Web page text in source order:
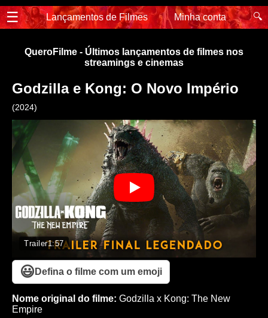
☰ Lançamentos de Filmes Minha conta 🔍
QueroFilme - Últimos lançamentos de filmes nos
streamings e cinemas
Godzilla e Kong: O Novo Império
(2024)
Trailer1:57
😃 Defina o filme com um emoji
Nome original do filme: Godzilla x Kong: The New
Empire